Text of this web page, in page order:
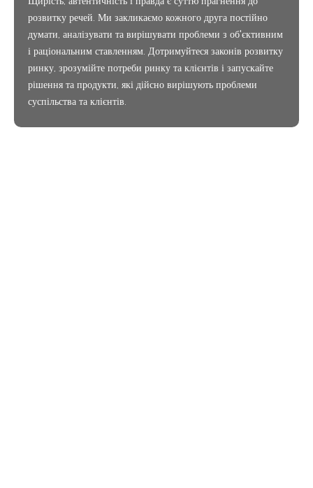
розвитку речей. Ми закликаємо кожного друга постійно
думати, аналізувати та вирішувати проблеми з об'єктивним
і раціональним ставленням. Дотримуйтеся законів розвитку
ринку, зрозумійте потреби ринку та клієнтів і запускайте
рішення та продукти, які дійсно вирішують проблеми
суспільства та клієнтів.